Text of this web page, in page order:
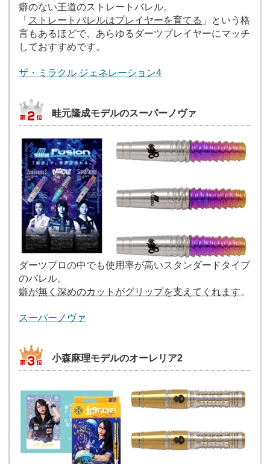
癖のない王道のストレートバレル。
「 ストレートバレルはプレイヤーを育てる 」という格
言もあるほどで、あらゆるダーツプレイヤーにマッチ
しておすすめです。
ザ・ミラクル ジェネレーション4
畦元隆成モデルのスーパーノヴァ
ダーツプロの中でも使用率が高いスタンダードタイプ
のバレル。
癖が無く深めのカットがグリップを支えてくれます。
スーパーノヴァ
小森麻理モデルのオーレリア2